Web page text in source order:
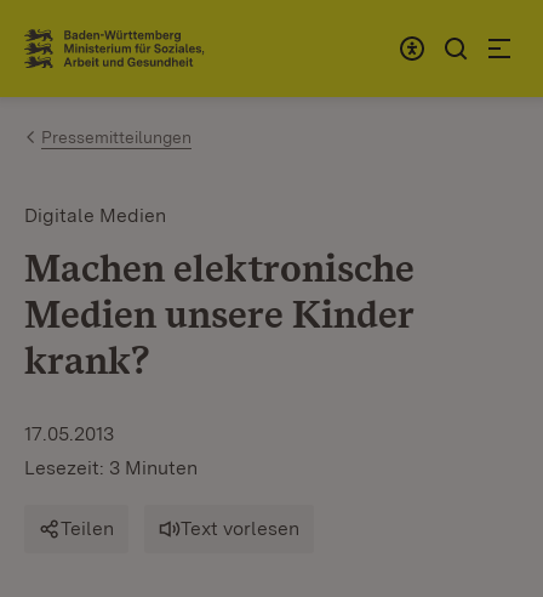
Zum Inhalt springen
Link zur Startseite
Pressemitteilungen
Digitale Medien
Machen elektronische
Medien unsere Kinder
krank?
17.05.2013
Lesezeit: 3 Minuten
Teilen Text vorlesen